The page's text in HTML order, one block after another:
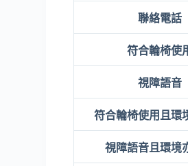
聯絡電話
符合輪椅使
視障語音
符合輪椅使用且環
視障語音且環境